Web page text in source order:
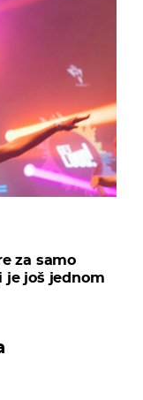
za samo
je još jednom